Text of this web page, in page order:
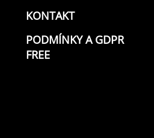
KONTAKT
PODMÍNKY A GDPR
FREE